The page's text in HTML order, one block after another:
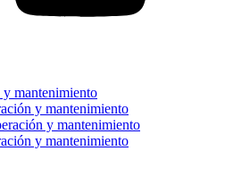
mantenimiento
y mantenimiento
y mantenimiento
y mantenimiento